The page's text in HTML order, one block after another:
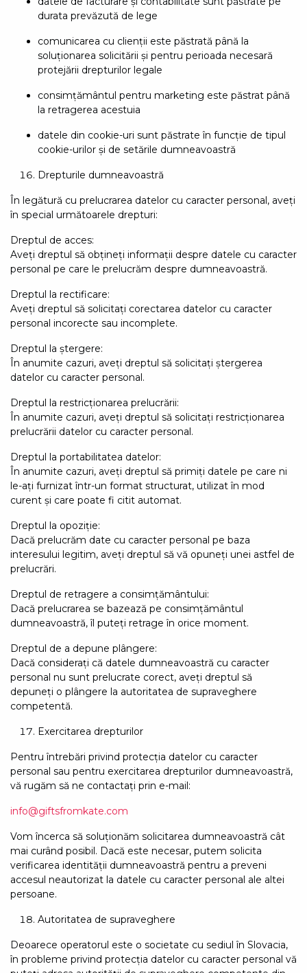
durata prevăzută de lege
comunicarea cu clienții este păstrată până la
soluționarea solicitării și pentru perioada necesară
protejării drepturilor legale
consimțământul pentru marketing este păstrat până
la retragerea acestuia
datele din cookie-uri sunt păstrate în funcție de tipul
cookie-urilor și de setările dumneavoastră
Drepturile dumneavoastră
În legătură cu prelucrarea datelor cu caracter personal, aveți
în special următoarele drepturi:
Dreptul de acces:
Aveți dreptul să obțineți informații despre datele cu caracter
personal pe care le prelucrăm despre dumneavoastră.
Dreptul la rectificare:
Aveți dreptul să solicitați corectarea datelor cu caracter
personal incorecte sau incomplete.
Dreptul la ștergere:
În anumite cazuri, aveți dreptul să solicitați ștergerea
datelor cu caracter personal.
Dreptul la restricționarea prelucrării:
În anumite cazuri, aveți dreptul să solicitați restricționarea
prelucrării datelor cu caracter personal.
Dreptul la portabilitatea datelor:
În anumite cazuri, aveți dreptul să primiți datele pe care ni
le-ați furnizat într-un format structurat, utilizat în mod
curent și care poate fi citit automat.
Dreptul la opoziție:
Dacă prelucrăm date cu caracter personal pe baza
interesului legitim, aveți dreptul să vă opuneți unei astfel de
prelucrări.
Dreptul de retragere a consimțământului:
Dacă prelucrarea se bazează pe consimțământul
dumneavoastră, îl puteți retrage în orice moment.
Dreptul de a depune plângere:
Dacă considerați că datele dumneavoastră cu caracter
personal nu sunt prelucrate corect, aveți dreptul să
depuneți o plângere la autoritatea de supraveghere
competentă.
Exercitarea drepturilor
Pentru întrebări privind protecția datelor cu caracter
personal sau pentru exercitarea drepturilor dumneavoastră,
vă rugăm să ne contactați prin e-mail:
info@giftsfromkate.com
Vom încerca să soluționăm solicitarea dumneavoastră cât
mai curând posibil. Dacă este necesar, putem solicita
verificarea identității dumneavoastră pentru a preveni
accesul neautorizat la datele cu caracter personal ale altei
persoane.
Autoritatea de supraveghere
Deoarece operatorul este o societate cu sediul în Slovacia,
în probleme privind protecția datelor cu caracter personal vă